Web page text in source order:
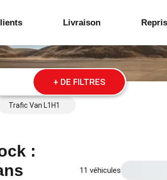
Livraison
+ DE FILTRES
Trafic Van L1H1
:
11 véhicules